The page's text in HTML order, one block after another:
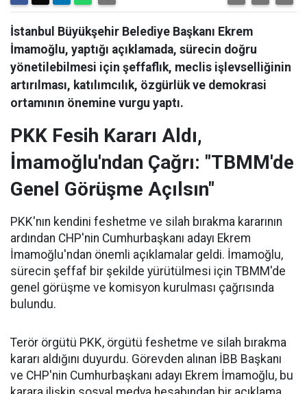
İstanbul Büyükşehir Belediye Başkanı Ekrem
İmamoğlu, yaptığı açıklamada, sürecin doğru
yönetilebilmesi için şeffaflık, meclis işlevselliğinin
artırılması, katılımcılık, özgürlük ve demokrasi
ortamının önemine vurgu yaptı.
PKK Fesih Kararı Aldı,
İmamoğlu'ndan Çağrı: "TBMM'de
Genel Görüşme Açılsın"
PKK'nın kendini feshetme ve silah bırakma kararının
ardından CHP'nin Cumhurbaşkanı adayı Ekrem
İmamoğlu'ndan önemli açıklamalar geldi. İmamoğlu,
sürecin şeffaf bir şekilde yürütülmesi için TBMM'de
genel görüşme ve komisyon kurulması çağrısında
bulundu.
Terör örgütü PKK, örgütü feshetme ve silah bırakma
kararı aldığını duyurdu. Görevden alınan İBB Başkanı
ve CHP'nin Cumhurbaşkanı adayı Ekrem İmamoğlu, bu